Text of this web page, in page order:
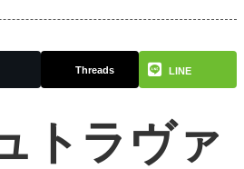
Threads LINE
トラヴァ